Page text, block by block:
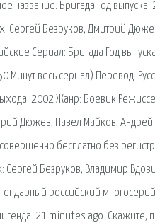
название: Бригада Год
Сергей Безруков, Дмитрий
Сериал: Бригада Год
Минут весь сериал) Перевод:
2002 Жанр: Боевик
Дюжев, Павел Майков,
бесплатно без
Безруков, Владимир
российский
21 minutes ago. Скажите,